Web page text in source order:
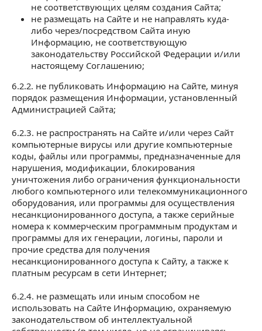
не соответствующих целям создания Сайта;
не размещать на Сайте и не направлять куда-
либо через/посредством Сайта иную
Информацию, не соответствующую
законодательству Российской Федерации и/или
настоящему Соглашению;
6.2.2. не публиковать Информацию на Сайте, минуя
порядок размещения Информации, установленный
Администрацией Сайта;
6.2.3. не распространять на Сайте и/или через Сайт
компьютерные вирусы или другие компьютерные
коды, файлы или программы, предназначенные для
нарушения, модификации, блокирования
уничтожения либо ограничения функциональности
любого компьютерного или телекоммуникационного
оборудования, или программы для осуществления
несанкционированного доступа, а также серийные
номера к коммерческим программным продуктам и
программы для их генерации, логины, пароли и
прочие средства для получения
несанкционированного доступа к Сайту, а также к
платным ресурсам в сети Интернет;
6.2.4. не размещать или иным способом не
использовать на Сайте Информацию, охраняемую
законодательством об интеллектуальной